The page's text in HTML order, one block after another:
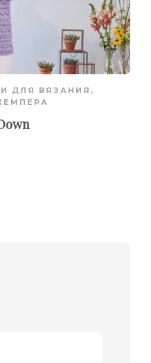
ДЛЯ ВЯЗАНИЯ ,